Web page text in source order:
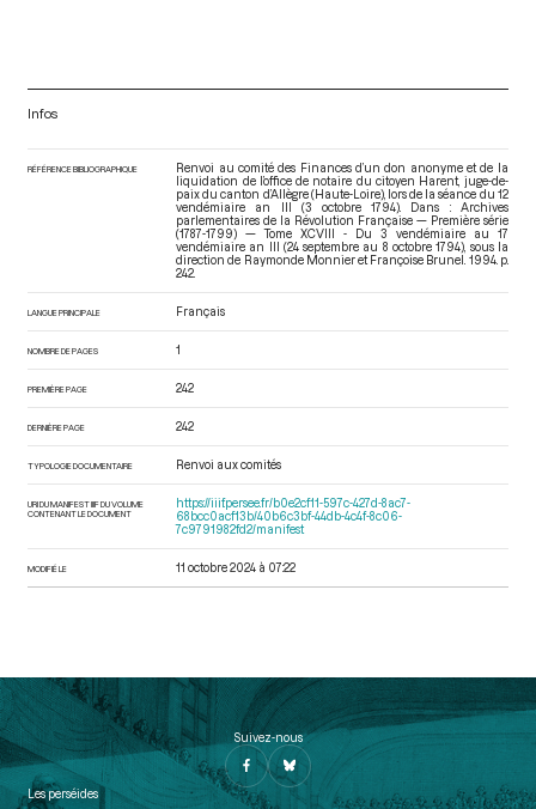
Infos
RÉFÉRENCE BIBLIOGRAPHIQUE
Renvoi au comité des Finances d’un don anonyme et de la
liquidation de l’office de notaire du citoyen Harent, juge-de-
paix du canton d’Allègre (Haute-Loire), lors de la séance du 12
vendémiaire an III (3 octobre 1794). Dans : Archives
parlementaires de la Révolution Française — Première série
(1787-1799) — Tome XCVIII - Du 3 vendémiaire au 17
vendémiaire an III (24 septembre au 8 octobre 1794) , sous la
direction de Raymonde Monnier et Françoise Brunel. 1994. p.
242.
LANGUE PRINCIPALE Français
NOMBRE DE PAGES 1
PREMIÈRE PAGE 242
DERNIÈRE PAGE 242
TYPOLOGIE DOCUMENTAIRE Renvoi aux comités
URI DU MANIFEST IIIF DU VOLUME
CONTENANT LE DOCUMENT
https://iiif.persee.fr/b0e2cf11-597c-427d-8ac7-
68bcc0acf13b/40b6c3bf-44db-4c4f-8c06-
7c9791982fd2/manifest
MODIFIÉ LE 11 octobre 2024 à 07:22
Suivez-nous
Les perséides